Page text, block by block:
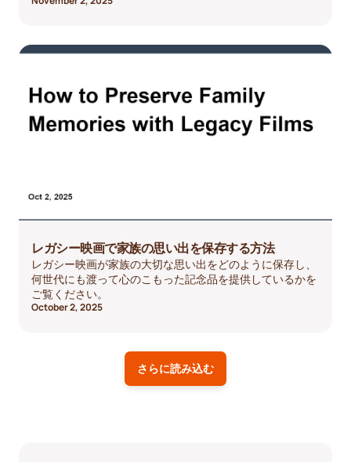
レガシー映画で家族の思い出を保存する方法
レガシー映画が家族の大切な思い出をどのように保存し、
何世代にも渡って心のこもった記念品を提供しているかを
ご覧ください。
October 2, 2025
さらに読み込む